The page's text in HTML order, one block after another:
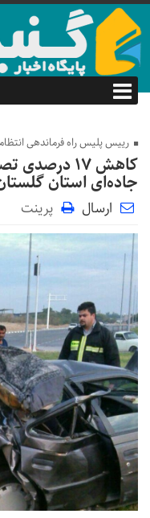
رییس پلیس راه فرماندهی
کاهش ۱۷
جاده‌ای استان
ارسال پرینت